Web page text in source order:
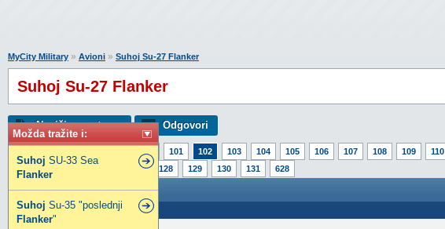
Možda tražite i:
Suhoj SU-33 Sea
Flanker
Suhoj Su-35 "poslednji
Flanker"
MyCity Military » Avioni » Suhoj Su-27 Flanker
Suhoj Su-27 Flanker
Napiši novu temu Odgovori
101 102 103 104 105 106 107 108 109 110
123
124 127 128 129 130 131 628
Suhoj Su-27 Flanker
Poslao: 13 Jan 2011 22:59